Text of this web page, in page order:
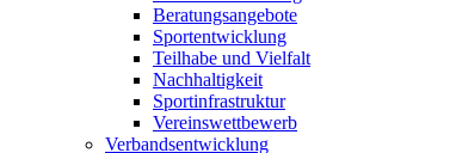
Beratungsangebote
Sportentwicklung
Teilhabe und Vielfalt
Nachhaltigkeit
Sportinfrastruktur
Vereinswettbewerb
Verbandsentwicklung